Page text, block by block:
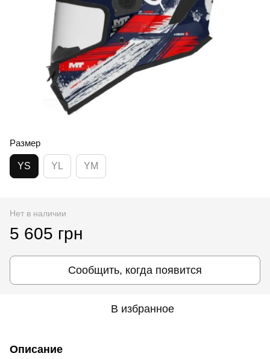
Размер
YS YL YM
Нет в наличии
5 605 грн
Сообщить, когда появится
В избранное
Описание